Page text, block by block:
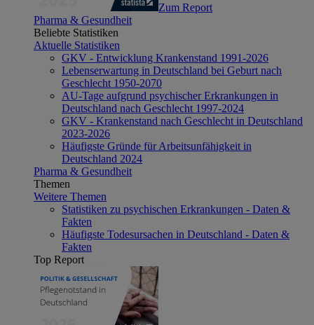
Zum Report
Pharma & Gesundheit
Beliebte Statistiken
Aktuelle Statistiken
GKV - Entwicklung Krankenstand 1991-2026
Lebenserwartung in Deutschland bei Geburt nach
Geschlecht 1950-2070
AU-Tage aufgrund psychischer Erkrankungen in
Deutschland nach Geschlecht 1997-2024
GKV - Krankenstand nach Geschlecht in Deutschland
2023-2026
Häufigste Gründe für Arbeitsunfähigkeit in
Deutschland 2024
Pharma & Gesundheit
Themen
Weitere Themen
Statistiken zu psychischen Erkrankungen - Daten &
Fakten
Häufigste Todesursachen in Deutschland - Daten &
Fakten
Top Report